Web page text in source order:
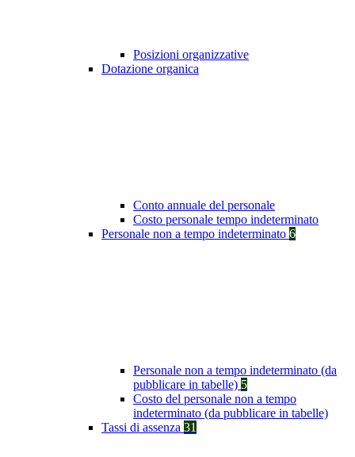
Posizioni organizzative
Dotazione organica
Conto annuale del personale
Costo personale tempo indeterminato
Personale non a tempo indeterminato 6
Personale non a tempo indeterminato (da
pubblicare in tabelle) 5
Costo del personale non a tempo
indeterminato (da pubblicare in tabelle)
Tassi di assenza 31